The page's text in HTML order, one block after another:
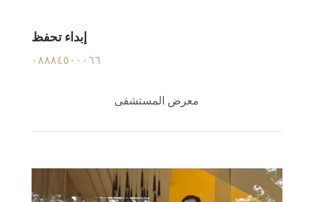
إبداء تحفظ
٠٨٨٨٤٥٠٠٠٦٦
معرض المستشفى